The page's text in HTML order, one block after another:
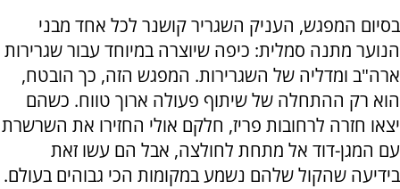
בסיום המפגש, העניק השגריר קושנר לכל אחד מבני
הנוער מתנה סמלית: כיפה שיוצרה במיוחד עבור שגרירות
ארה"ב ומדליה של השגרירות. המפגש הזה, כך הובטח,
הוא רק ההתחלה של שיתוף פעולה ארוך טווח. כשהם
יצאו חזרה לרחובות פריז, חלקם אולי החזירו את השרשרת
עם המגן-דוד אל מתחת לחולצה, אבל הם עשו זאת
בידיעה שהקול שלהם נשמע במקומות הכי גבוהים בעולם.